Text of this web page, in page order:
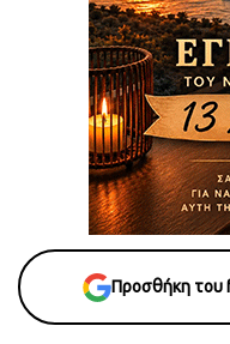
Προσθήκη του